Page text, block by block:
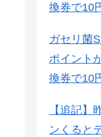
換券で10
ガセリ菌
ポイント
換券で10
【追記】
ンくると